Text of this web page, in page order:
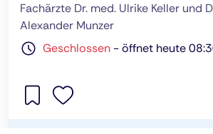
Fachärzte Dr. med. Ulrike Keller und
Alexander Munzer
Geschlossen -öffnet heute